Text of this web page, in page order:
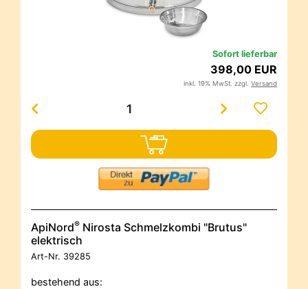
Sofort lieferbar
398,00 EUR
inkl. 19% MwSt. zzgl. Versand
ApiNord® Nirosta Schmelzkombi "Brutus"
elektrisch
Art-Nr. 39285
bestehend aus: